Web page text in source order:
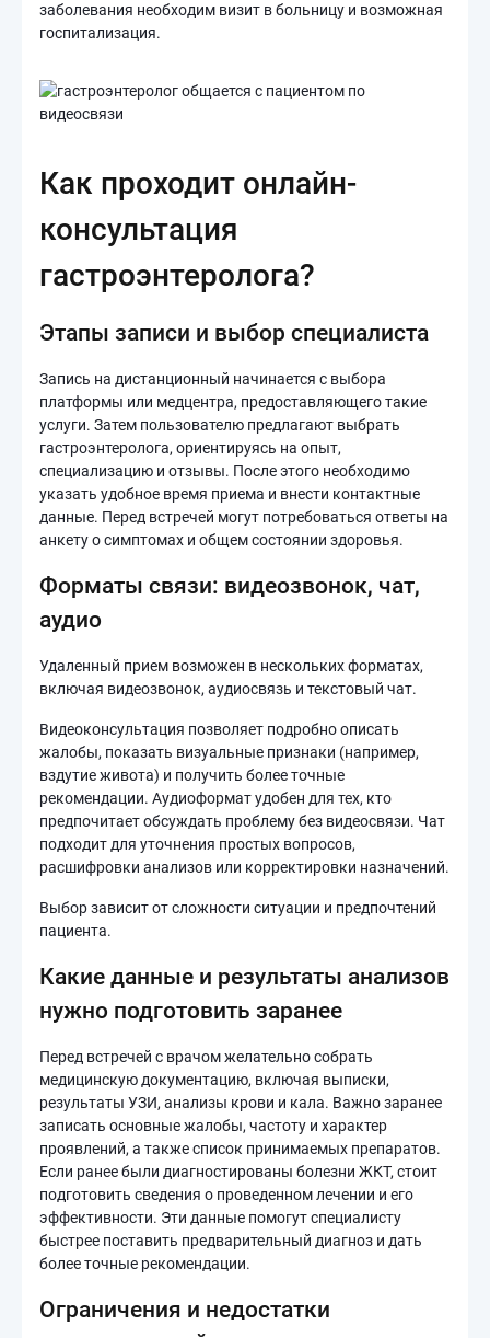
заболевания необходим визит в больницу и возможная
госпитализация.
Как проходит онлайн-
консультация
гастроэнтеролога?
Этапы записи и выбор специалиста
Запись на дистанционный начинается с выбора
платформы или медцентра, предоставляющего такие
услуги. Затем пользователю предлагают выбрать
гастроэнтеролога, ориентируясь на опыт,
специализацию и отзывы. После этого необходимо
указать удобное время приема и внести контактные
данные. Перед встречей могут потребоваться ответы на
анкету о симптомах и общем состоянии здоровья.
Форматы связи: видеозвонок, чат,
аудио
Удаленный прием возможен в нескольких форматах,
включая видеозвонок, аудиосвязь и текстовый чат.
Видеоконсультация позволяет подробно описать
жалобы, показать визуальные признаки (например,
вздутие живота) и получить более точные
рекомендации. Аудиоформат удобен для тех, кто
предпочитает обсуждать проблему без видеосвязи. Чат
подходит для уточнения простых вопросов,
расшифровки анализов или корректировки назначений.
Выбор зависит от сложности ситуации и предпочтений
пациента.
Какие данные и результаты анализов
нужно подготовить заранее
Перед встречей с врачом желательно собрать
медицинскую документацию, включая выписки,
результаты УЗИ, анализы крови и кала. Важно заранее
записать основные жалобы, частоту и характер
проявлений, а также список принимаемых препаратов.
Если ранее были диагностированы болезни ЖКТ, стоит
подготовить сведения о проведенном лечении и его
эффективности. Эти данные помогут специалисту
быстрее поставить предварительный диагноз и дать
более точные рекомендации.
Ограничения и недостатки